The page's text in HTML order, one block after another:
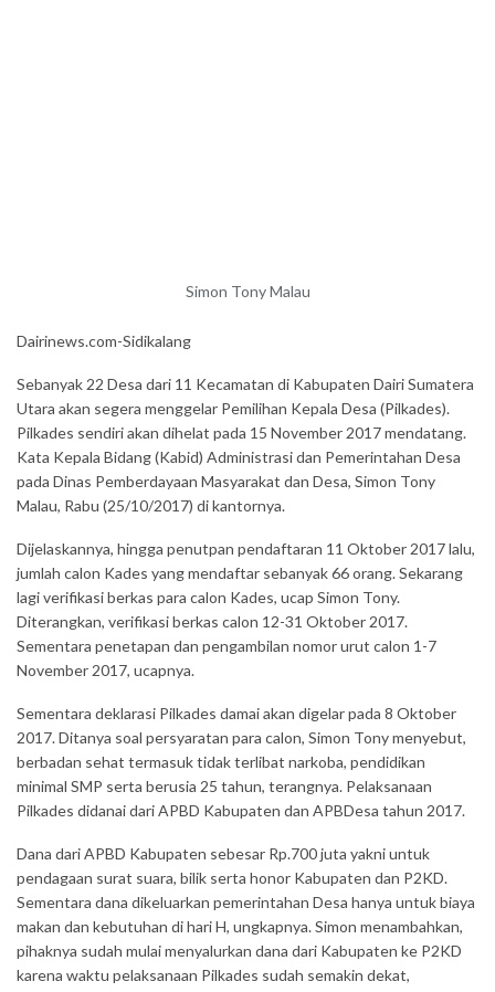
Simon Tony Malau
Dairinews.com-Sidikalang
Sebanyak 22 Desa dari 11 Kecamatan di Kabupaten Dairi Sumatera
Utara akan segera menggelar Pemilihan Kepala Desa (Pilkades).
Pilkades sendiri akan dihelat pada 15 November 2017 mendatang.
Kata Kepala Bidang (Kabid) Administrasi dan Pemerintahan Desa
pada Dinas Pemberdayaan Masyarakat dan Desa, Simon Tony
Malau, Rabu (25/10/2017) di kantornya.
Dijelaskannya, hingga penutpan pendaftaran 11 Oktober 2017 lalu,
jumlah calon Kades yang mendaftar sebanyak 66 orang. Sekarang
lagi verifikasi berkas para calon Kades, ucap Simon Tony.
Diterangkan, verifikasi berkas calon 12-31 Oktober 2017.
Sementara penetapan dan pengambilan nomor urut calon 1-7
November 2017, ucapnya.
Sementara deklarasi Pilkades damai akan digelar pada 8 Oktober
2017. Ditanya soal persyaratan para calon, Simon Tony menyebut,
berbadan sehat termasuk tidak terlibat narkoba, pendidikan
minimal SMP serta berusia 25 tahun, terangnya. Pelaksanaan
Pilkades didanai dari APBD Kabupaten dan APBDesa tahun 2017.
Dana dari APBD Kabupaten sebesar Rp.700 juta yakni untuk
pendagaan surat suara, bilik serta honor Kabupaten dan P2KD.
Sementara dana dikeluarkan pemerintahan Desa hanya untuk biaya
makan dan kebutuhan di hari H, ungkapnya. Simon menambahkan,
pihaknya sudah mulai menyalurkan dana dari Kabupaten ke P2KD
karena waktu pelaksanaan Pilkades sudah semakin dekat,